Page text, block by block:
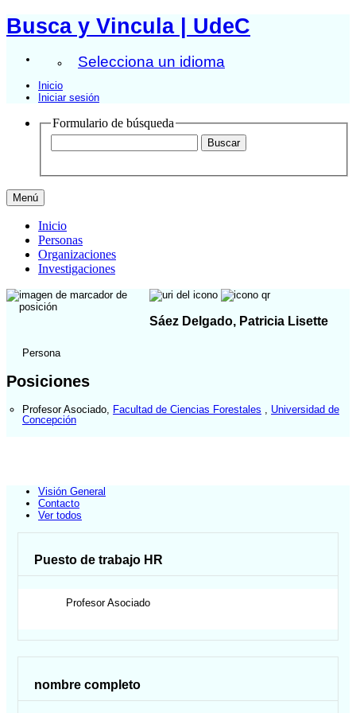
Busca y Vincula | UdeC
Selecciona un idioma
Inicio
Iniciar sesión
Formulario de búsqueda
Menú
Inicio
Personas
Organizaciones
Investigaciones
Sáez Delgado, Patricia Lisette
Persona
Posiciones
Profesor Asociado Facultad de Ciencias Forestales
Universidad de
Concepción
Visión General
Contacto
Ver todos
Puesto de trabajo HR
Profesor Asociado
nombre completo